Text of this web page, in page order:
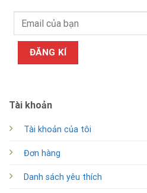
Tài khoản
Tài khoản của tôi
Đơn hàng
Danh sách yêu thích